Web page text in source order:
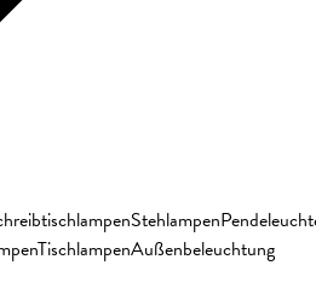
Stehlampen
TischlampenAußenbeleuchtung